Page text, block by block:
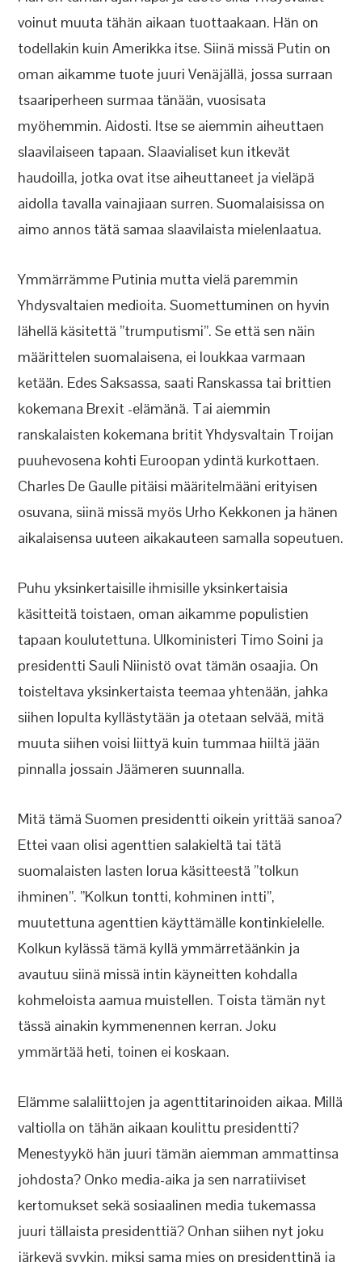
voinut muuta tähän aikaan tuottaakaan. Hän on
todellakin kuin Amerikka itse. Siinä missä Putin on
oman aikamme tuote juuri Venäjällä, jossa surraan
tsaariperheen surmaa tänään, vuosisata
myöhemmin. Aidosti. Itse se aiemmin aiheuttaen
slaavilaiseen tapaan. Slaavialiset kun itkevät
haudoilla, jotka ovat itse aiheuttaneet ja vieläpä
aidolla tavalla vainajiaan surren. Suomalaisissa on
aimo annos tätä samaa slaavilaista mielenlaatua.
Ymmärrämme Putinia mutta vielä paremmin
Yhdysvaltaien medioita. Suomettuminen on hyvin
lähellä käsitettä ”trumputismi”. Se että sen näin
määrittelen suomalaisena, ei loukkaa varmaan
ketään. Edes Saksassa, saati Ranskassa tai brittien
kokemana Brexit -elämänä. Tai aiemmin
ranskalaisten kokemana britit Yhdysvaltain Troijan
puuhevosena kohti Euroopan ydintä kurkottaen.
Charles De Gaulle pitäisi määritelmääni erityisen
osuvana, siinä missä myös Urho Kekkonen ja hänen
aikalaisensa uuteen aikakauteen samalla sopeutuen.
Puhu yksinkertaisille ihmisille yksinkertaisia
käsitteitä toistaen, oman aikamme populistien
tapaan koulutettuna. Ulkoministeri Timo Soini ja
presidentti Sauli Niinistö ovat tämän osaajia. On
toisteltava yksinkertaista teemaa yhtenään, jahka
siihen lopulta kyllästytään ja otetaan selvää, mitä
muuta siihen voisi liittyä kuin tummaa hiiltä jään
pinnalla jossain Jäämeren suunnalla.
Mitä tämä Suomen presidentti oikein yrittää sanoa?
Ettei vaan olisi agenttien salakieltä tai tätä
suomalaisten lasten lorua käsitteestä ”tolkun
ihminen”. ”Kolkun tontti, kohminen intti”,
muutettuna agenttien käyttämälle kontinkielelle.
Kolkun kylässä tämä kyllä ymmärretäänkin ja
avautuu siinä missä intin käyneitten kohdalla
kohmeloista aamua muistellen. Toista tämän nyt
tässä ainakin kymmenennen kerran. Joku
ymmärtää heti, toinen ei koskaan.
Elämme salaliittojen ja agenttitarinoiden aikaa. Millä
valtiolla on tähän aikaan koulittu presidentti?
Menestyykö hän juuri tämän aiemman ammattinsa
johdosta? Onko media-aika ja sen narratiiviset
kertomukset sekä sosiaalinen media tukemassa
juuri tällaista presidenttiä? Onhan siihen nyt joku
järkevä syykin, miksi sama mies on presidenttinä ja